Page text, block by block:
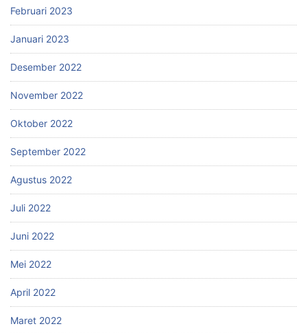
Februari 2023
Januari 2023
Desember 2022
November 2022
Oktober 2022
September 2022
Agustus 2022
Juli 2022
Juni 2022
Mei 2022
April 2022
Maret 2022